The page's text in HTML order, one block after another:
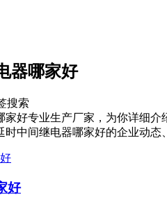
器哪家好
搜索
家好专业生产厂家，为你详细
中间继电器哪家好的企业动
好